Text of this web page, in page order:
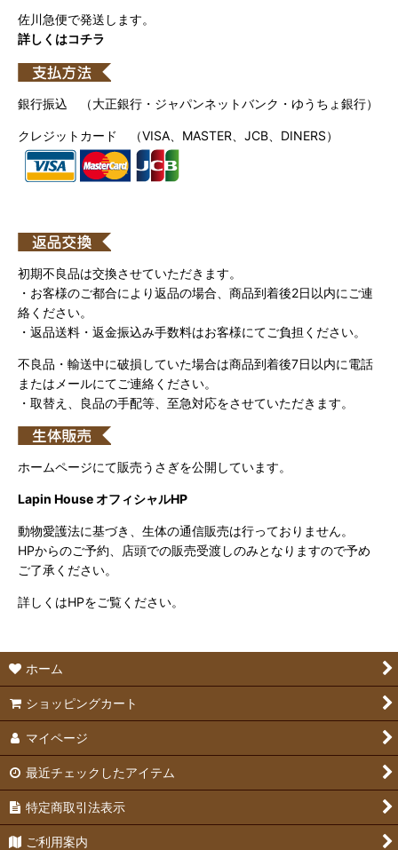
佐川急便で発送します。
詳しくはコチラ
銀行振込 （大正銀行・ジャパンネットバンク・ゆうちょ銀行）
クレジットカード （VISA、MASTER、JCB、DINERS）
初期不良品は交換させていただきます。
・お客様のご都合により返品の場合、商品到着後2日以内にご連
絡ください。
・返品送料・返金振込み手数料はお客様にてご負担ください。
不良品・輸送中に破損していた場合は商品到着後7日以内に電話
またはメールにてご連絡ください。
・取替え、良品の手配等、至急対応をさせていただきます。
ホームページにて販売うさぎを公開しています。
Lapin House オフィシャルHP
動物愛護法に基づき、生体の通信販売は行っておりません。
HPからのご予約、店頭での販売受渡しのみとなりますので予め
ご了承ください。
詳しくはHPをご覧ください。
ホーム
ショッピングカート
マイページ
最近チェックしたアイテム
特定商取引法表示
ご利用案内